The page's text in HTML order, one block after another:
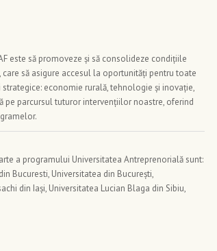
este să promoveze şi să consolideze condițiile
să asigure accesul la oportunități pentru toate
economie rurală, tehnologie și inovație,
pe parcursul tuturor intervențiilor noastre, oferind
a programului Universitatea Antreprenorială sunt:
Bucuresti, Universitatea din București,
din Iași, Universitatea Lucian Blaga din Sibiu,